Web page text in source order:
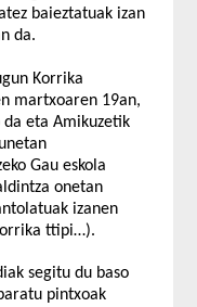
baieztatuak izan
da.
Korrika
martxoaren 19an,
eta Amikuzetik
Gau eskola
onetan
izanen
ttipi…).
segitu du baso
pintxoak